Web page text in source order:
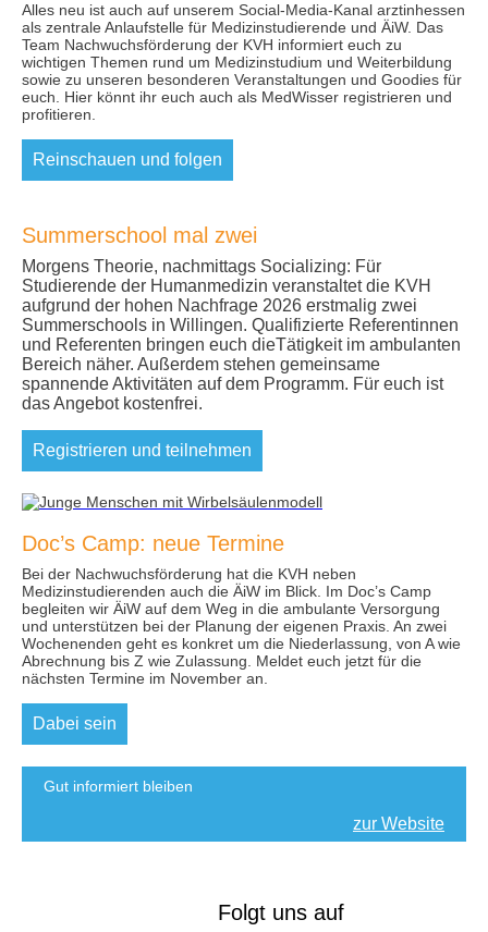
Alles neu ist auch auf unserem Social-Media-Kanal arztinhessen
als zentrale Anlaufstelle für Medizinstudierende und ÄiW. Das
Team Nachwuchsförderung der KVH informiert euch zu
wichtigen Themen rund um Medizinstudium und Weiterbildung
sowie zu unseren besonderen Veranstaltungen und Goodies für
euch. Hier könnt ihr euch auch als MedWisser registrieren und
profitieren.
Reinschauen und folgen
Summerschool mal zwei
Morgens Theorie, nachmittags Socializing: Für
Studierende der Humanmedizin veranstaltet die KVH
aufgrund der hohen Nachfrage 2026 erstmalig zwei
Summerschools in Willingen. Qualifizierte Referentinnen
und Referenten bringen euch dieTätigkeit im ambulanten
Bereich näher. Außerdem stehen gemeinsame
spannende Aktivitäten auf dem Programm. Für euch ist
das Angebot kostenfrei.
Registrieren und teilnehmen
Doc’s Camp: neue Termine
Bei der Nachwuchsförderung hat die KVH neben
Medizinstudierenden auch die ÄiW im Blick. Im Doc’s Camp
begleiten wir ÄiW auf dem Weg in die ambulante Versorgung
und unterstützen bei der Planung der eigenen Praxis. An zwei
Wochenenden geht es konkret um die Niederlassung, von A wie
Abrechnung bis Z wie Zulassung. Meldet euch jetzt für die
nächsten Termine im November an.
Dabei sein
Gut informiert bleiben
zur Website
Folgt uns auf